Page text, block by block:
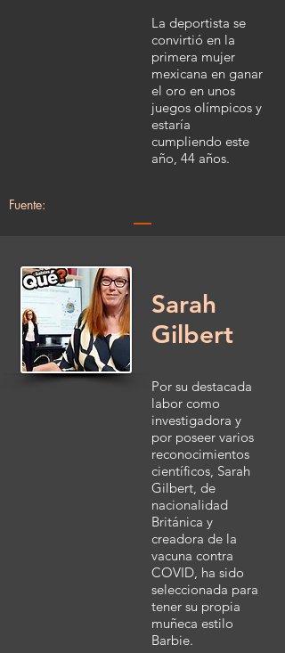
La deportista se
convirtió en la
primera mujer
mexicana en ganar
el oro en unos
juegos olímpicos y
estaría
cumpliendo este
año, 44 años.
Fuente:
Sarah
Gilbert
Por su destacada
labor como
investigadora y
por poseer varios
reconocimientos
científicos, Sarah
Gilbert, de
nacionalidad
Británica y
creadora de la
vacuna contra
COVID, ha sido
seleccionada para
tener su propia
muñeca estilo
Barbie.